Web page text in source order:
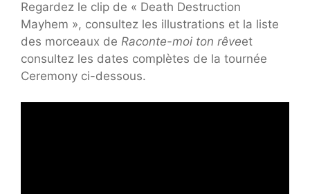
Regardez le clip de « Death Destruction
Mayhem », consultez les illustrations et la liste
des morceaux de Raconte-moi ton rêveet
consultez les dates complètes de la tournée
Ceremony ci-dessous.